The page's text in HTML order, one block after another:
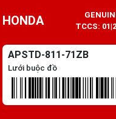
Mã Phụ Tùng
Tài khoản
HONDA
TCCS:
APSTD-811-71ZB
Lưới buộc đồ